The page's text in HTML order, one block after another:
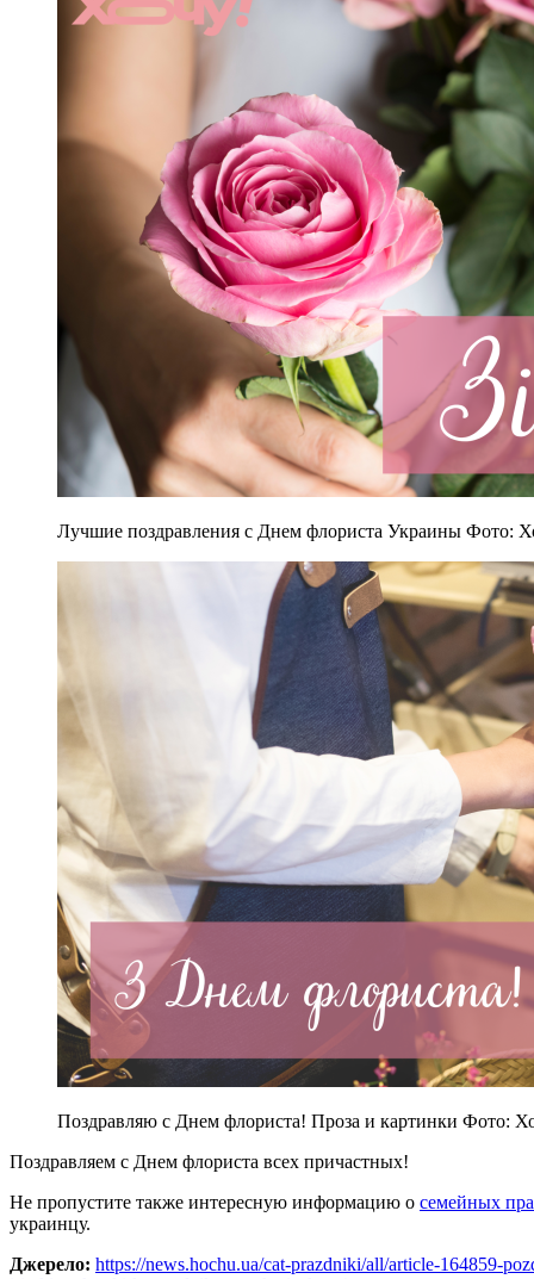
Лучшие поздравления с Днем флориста Украины Фото:
Поздравляю с Днем флориста! Проза и картинки Фото:
Поздравляем с Днем флориста всех причастных!
Не пропустите также интересную информацию о семейных
украинцу.
Джерело: https://news.hochu.ua/cat-prazdniki/all/article-164859-